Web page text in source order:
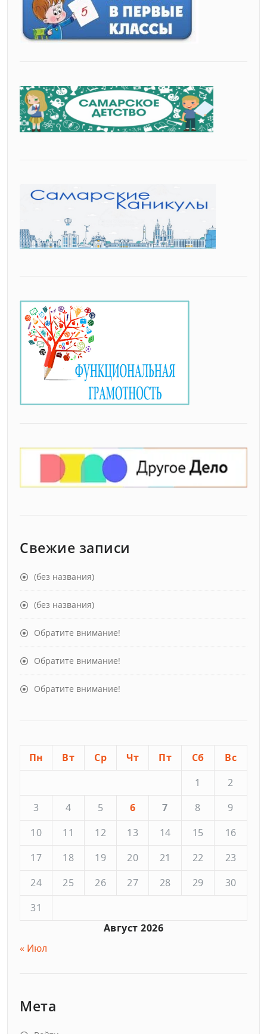
Свежие записи
(без названия)
(без названия)
Обратите внимание!
Обратите внимание!
Обратите внимание!
Август 2026
Пн Вт Ср Чт Пт Сб
Вс
1
2
3
4 5 6 7 8
9
10
11 12 13 14 15
16
17
18 19 20 21 22
23
24
25 26 27 28 29
30
31
« Июл
Мета